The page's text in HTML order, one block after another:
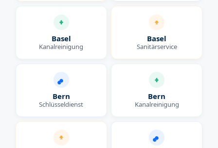
Basel
Kanalreinigung
Basel
Sanitärservice
Bern
Schlüsseldienst
Bern
Kanalreinigung